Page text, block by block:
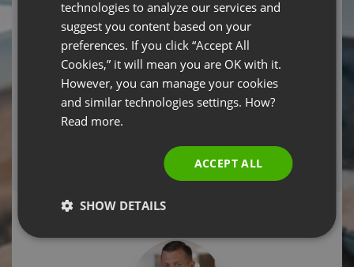
Required fields
REGISTER NOW
If you have already registered and can't locate
your registration confirmation email,click here!
System configuration test.Click here!
POLISH
RUSSIAN
SPANISH
PORTUGUESE
technologies to analyze our services and
suggest you content based on your
preferences. If you click “Accept All
Cookies,” it will mean you are OK with it.
However, you can manage your cookies
and similar technologies settings. How?
Read more.
ACCEPT ALL
SHOW DETAILS